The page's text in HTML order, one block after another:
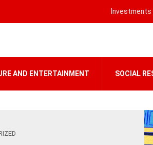
AND ENTERTAINMENT SOCIAL